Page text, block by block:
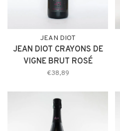
JEAN DIOT
JEAN DIOT CRAYONS DE
VIGNE BRUT ROSÉ
€38,89